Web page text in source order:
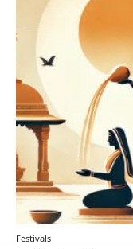
Festivals